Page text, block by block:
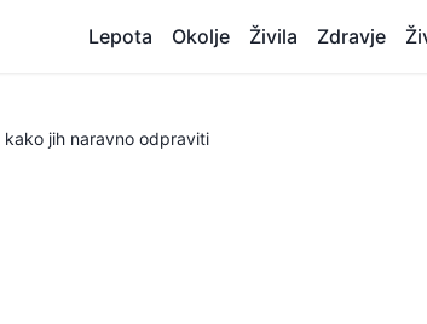
Lepota Okolje Živila Zdravje
jih naravno odpraviti